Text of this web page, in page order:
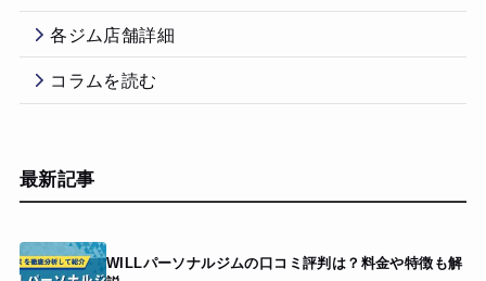
各ジム店舗詳細
コラムを読む
最新記事
WILLパーソナルジムの口コミ評判は？料金や特徴も解